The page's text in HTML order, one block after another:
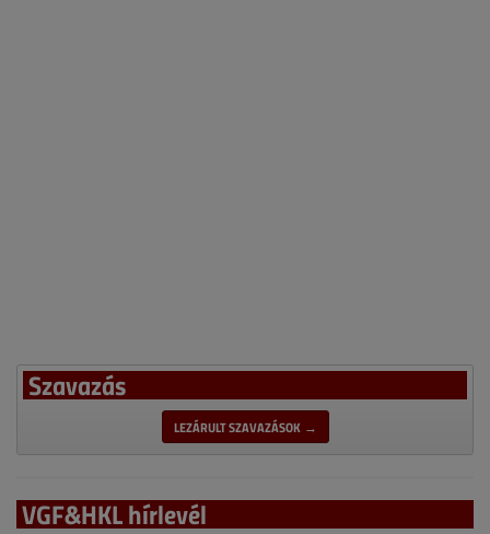
Szavazás
LEZÁRULT SZAVAZÁSOK →
VGF&HKL hírlevél